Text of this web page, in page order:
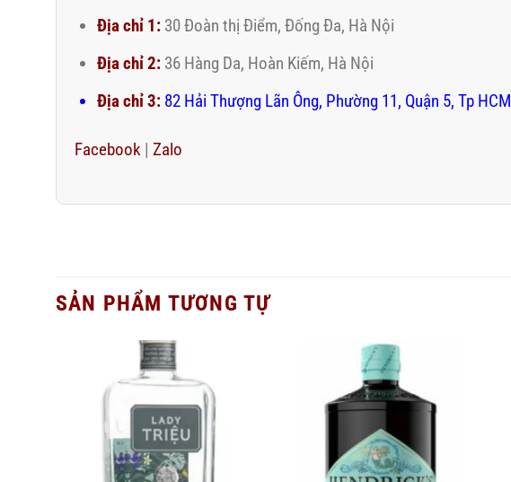
Địa chỉ 1:30 Đoàn thị Điểm, Đống Đa, Hà Nội
Địa chỉ 2:36 Hàng Da, Hoàn Kiếm, Hà Nội
Địa chỉ 3:82 Hải Thượng Lãn Ông, Phường 11, Quận 5, Tp HCM
Facebook | Zalo
SẢN PHẨM TƯƠNG TỰ